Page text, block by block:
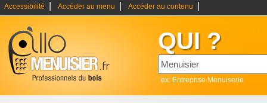
Accessibilité Accéder au menu Accéder au contenu
QUI ?
ex: Entreprise Menuiserie